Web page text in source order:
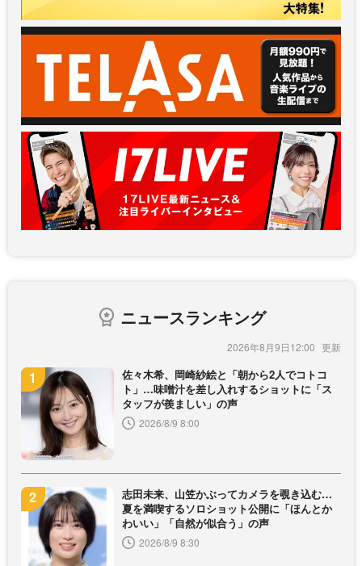
ニュースランキング
2026年8月9日12:00
佐々木希、岡崎紗絵と「朝から2人でコトコ
ト」…味噌汁を差し入れするショットに「ス
タッフが羨ましい」の声
2026/8/9 8:00
志田未来、山笠かぶってカメラを覗き込む…
夏を満喫するソロショット公開に「ほんとか
わいい」「自然が似合う」の声
2026/8/9 8:30